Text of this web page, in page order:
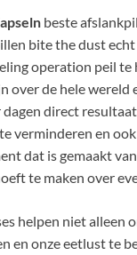
beste
bite the dust
operation peil te
over de hele
dagen direct
verminderen en
dat is gemaakt
te maken over
helpen niet alleen
en onze eetlust te